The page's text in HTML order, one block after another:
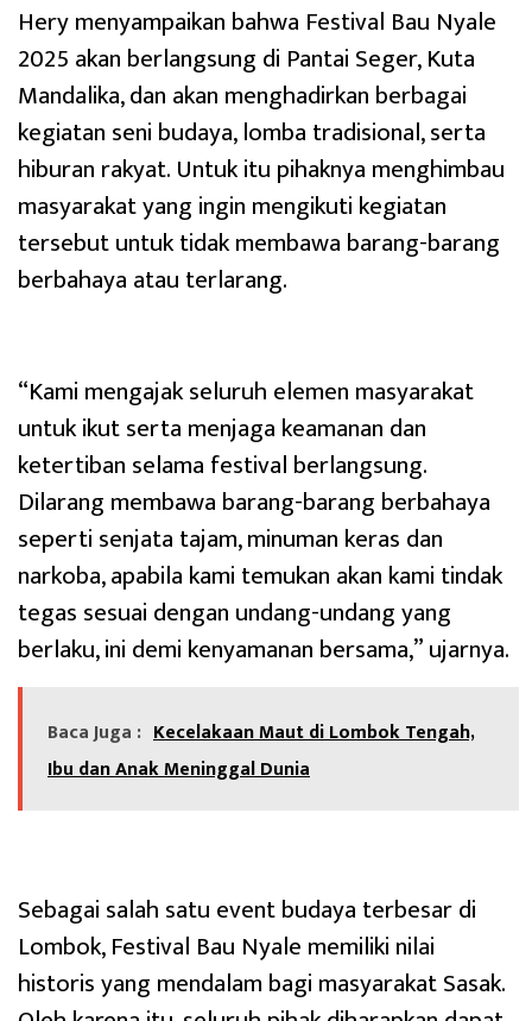
Hery menyampaikan bahwa Festival Bau Nyale
2025 akan berlangsung di Pantai Seger, Kuta
Mandalika, dan akan menghadirkan berbagai
kegiatan seni budaya, lomba tradisional, serta
hiburan rakyat. Untuk itu pihaknya menghimbau
masyarakat yang ingin mengikuti kegiatan
tersebut untuk tidak membawa barang-barang
berbahaya atau terlarang.
“Kami mengajak seluruh elemen masyarakat
untuk ikut serta menjaga keamanan dan
ketertiban selama festival berlangsung.
Dilarang membawa barang-barang berbahaya
seperti senjata tajam, minuman keras dan
narkoba, apabila kami temukan akan kami tindak
tegas sesuai dengan undang-undang yang
berlaku, ini demi kenyamanan bersama,” ujarnya.
Baca Juga : Kecelakaan Maut di Lombok Tengah,
Ibu dan Anak Meninggal Dunia
Sebagai salah satu event budaya terbesar di
Lombok, Festival Bau Nyale memiliki nilai
historis yang mendalam bagi masyarakat Sasak.